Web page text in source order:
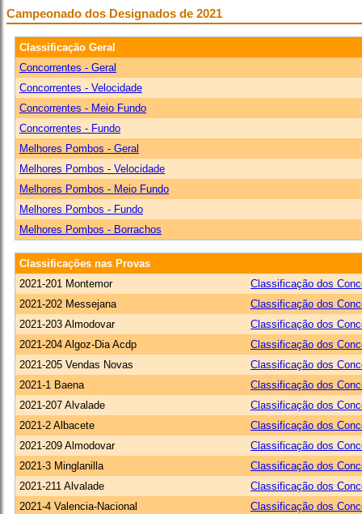
Campeonado dos Designados de 2021
Classificação Geral
Concorrentes - Geral
Concorrentes - Velocidade
Concorrentes - Meio Fundo
Concorrentes - Fundo
Melhores Pombos - Geral
Melhores Pombos - Velocidade
Melhores Pombos - Meio Fundo
Melhores Pombos - Fundo
Melhores Pombos - Borrachos
Classificações nas Provas
2021-201 Montemor
Classificação dos
2021-202 Messejana
Classificação dos
2021-203 Almodovar
Classificação dos
2021-204 Algoz-Dia Acdp
Classificação dos
2021-205 Vendas Novas
Classificação dos
2021-1 Baena
Classificação dos
2021-207 Alvalade
Classificação dos
2021-2 Albacete
Classificação dos
2021-209 Almodovar
Classificação dos
2021-3 Minglanilla
Classificação dos
2021-211 Alvalade
Classificação dos
2021-4 Valencia-Nacional
Classificação dos